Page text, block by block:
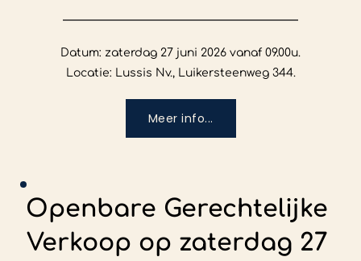
Datum: zaterdag 27 juni 2026 vanaf 09.00u.
Locatie: Lussis Nv., Luikersteenweg 344.
Meer info...
Openbare Gerechtelijke
Verkoop op zaterdag 27